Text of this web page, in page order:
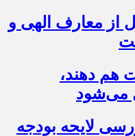
از معارف الهی و
هم دهند،
می‌شود
لایحه بودجه